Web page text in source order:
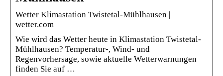
Wetter Klimastation Twistetal-Mühlhausen |
wetter.com
Wie wird das Wetter heute in Klimastation Twistetal-
Mühlhausen? Temperatur-, Wind- und
Regenvorhersage, sowie aktuelle Wetterwarnungen
finden Sie auf …